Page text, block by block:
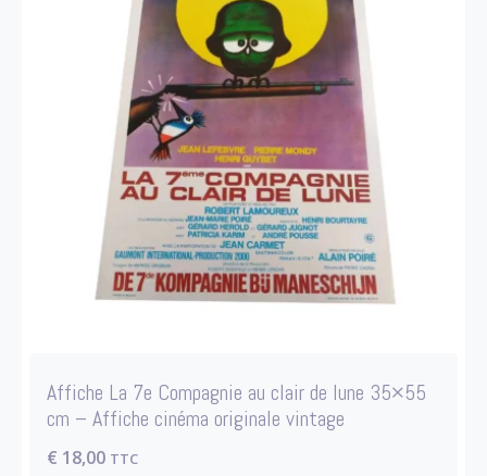
Affiche La 7e Compagnie au clair de lune 35×55
cm – Affiche cinéma originale vintage
€ 18,00 TTC